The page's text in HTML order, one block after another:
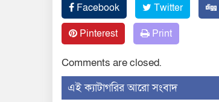
Facebook Twitter
Pinterest
Print
Comments are closed.
‍এই ক্যাটাগরির ‍আরো সংবাদ